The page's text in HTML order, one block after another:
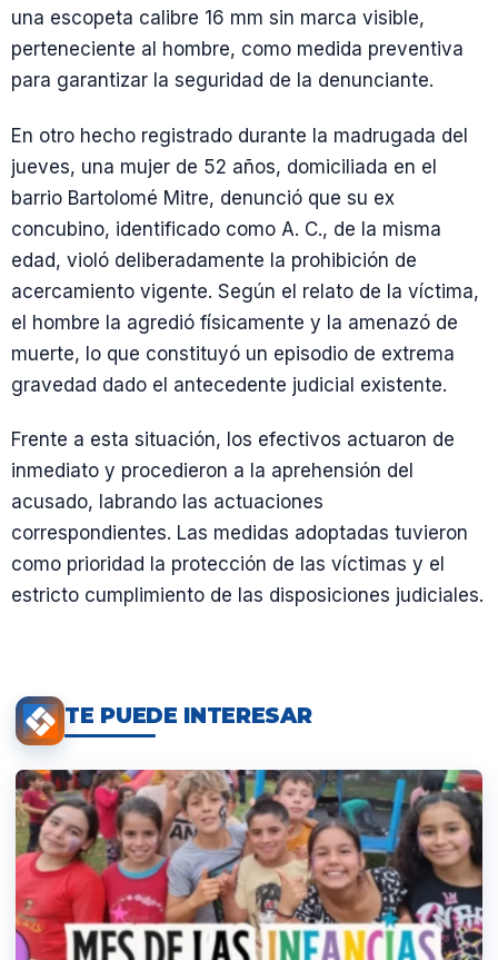
una escopeta calibre 16 mm sin marca visible,
perteneciente al hombre, como medida preventiva
para garantizar la seguridad de la denunciante.
En otro hecho registrado durante la madrugada del
jueves, una mujer de 52 años, domiciliada en el
barrio Bartolomé Mitre, denunció que su ex
concubino, identificado como A. C., de la misma
edad, violó deliberadamente la prohibición de
acercamiento vigente. Según el relato de la víctima,
el hombre la agredió físicamente y la amenazó de
muerte, lo que constituyó un episodio de extrema
gravedad dado el antecedente judicial existente.
Frente a esta situación, los efectivos actuaron de
inmediato y procedieron a la aprehensión del
acusado, labrando las actuaciones
correspondientes. Las medidas adoptadas tuvieron
como prioridad la protección de las víctimas y el
estricto cumplimiento de las disposiciones judiciales.
TE PUEDE INTERESAR